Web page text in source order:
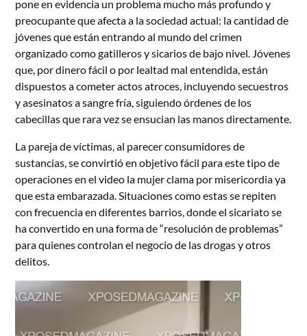
pone en evidencia un problema mucho más profundo y
preocupante que afecta a la sociedad actual: la cantidad de
jóvenes que están entrando al mundo del crimen
organizado como gatilleros y sicarios de bajo nivel. Jóvenes
que, por dinero fácil o por lealtad mal entendida, están
dispuestos a cometer actos atroces, incluyendo secuestros
y asesinatos a sangre fría, siguiendo órdenes de los
cabecillas que rara vez se ensucian las manos directamente.
La pareja de víctimas, al parecer consumidores de
sustancias, se convirtió en objetivo fácil para este tipo de
operaciones en el video la mujer clama por misericordia ya
que esta embarazada. Situaciones como estas se repiten
con frecuencia en diferentes barrios, donde el sicariato se
ha convertido en una forma de “resolución de problemas”
para quienes controlan el negocio de las drogas y otros
delitos.